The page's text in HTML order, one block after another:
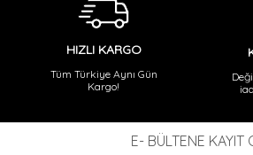
HIZLI KARGO
Tüm Türkiye Aynı Gün
Kargo!
E- BÜLTENE KAYIT